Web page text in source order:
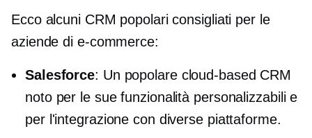
Ecco alcuni CRM popolari consigliati per le
aziende di e-commerce:
Salesforce: Un popolare cloud-based CRM
noto per le sue funzionalità personalizzabili e
per l'integrazione con diverse piattaforme.